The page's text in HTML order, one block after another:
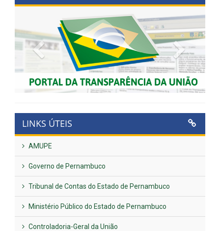
Previous Next
LINKS ÚTEIS
AMUPE
Governo de Pernambuco
Tribunal de Contas do Estado de Pernambuco
Ministério Público do Estado de Pernambuco
Controladoria-Geral da União